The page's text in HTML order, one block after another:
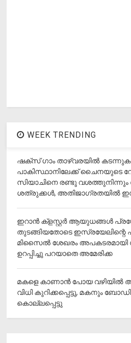
WEEK TRENDING
ഷക്സ് ​ഗാം താഴ്‌വരയിൽ
പാകിസ്ഥാനിലേക്ക് ചൈനയുടെ
സിയാചിനെ രണ്ടു
ശത്രുക്കൾ, അതിജാ​ഗ്രതയിൽ
ഇറാന്‍ ക്‌ളസ്റ്റര്‍ ആയുധങ്ങള്‍
തുടങ്ങിയതോടെ ഇസ്രയേലിന്റെ
മിസൈല്‍ ശേഖരം അപകടരമായി
ഉറപ്പിച്ചു പറയാതെ അമേരിക്ക
മകളെ കാണാന്‍ പോയ വഴിയില്‍
വിധി കുറിക്കപ്പെട്ടു, മകനും
കൊല്ലപ്പെട്ടു